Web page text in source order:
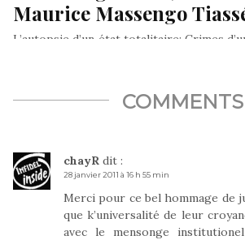
Maurice Massengo
L’autopsie d’un état totalitaire: Crimes
COMMENTS
chayR dit :
28 janvier 2011 à 16 h 55 min
Merci pour ce bel hommage de
que k’universalité de leur
avec le mensonge